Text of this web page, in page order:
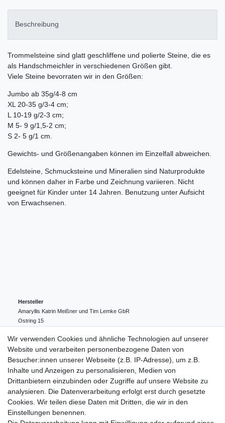
Beschreibung
Trommelsteine sind glatt geschliffene und polierte Steine, die es
als Handschmeichler in verschiedenen Größen gibt.
Viele Steine bevorraten wir in den Größen:
Jumbo ab 35g/4-8 cm
XL 20-35 g/3-4 cm;
L 10-19 g/2-3 cm;
M 5- 9 g/1,5-2 cm;
S 2- 5 g/1 cm.
Gewichts- und Größenangaben können im Einzelfall abweichen.
Edelsteine, Schmucksteine und Mineralien sind Naturprodukte
und können daher in Farbe und Zeichnung variieren. Nicht
geeignet für Kinder unter 14 Jahren. Benutzung unter Aufsicht
von Erwachsenen.
Hersteller
Amaryllis Katrin Meißner und Tim Lemke GbR
Ostring 15
004943548099856
amaryllis-eckernfoerde@t-online.de
EU-Verantwortlicher
Amaryllis Katrin Meißner und Tim Lemke GbR
Ostring
15
004943548099856
amaryllis-eckernfoerde@t-online.de
Wir verwenden Cookies und ähnliche Technologien auf unserer
Website und verarbeiten personenbezogene Daten von
Besucher:innen unserer Webseite (z.B. IP-Adresse), um z.B.
Inhalte und Anzeigen zu personalisieren, Medien von
Drittanbietern einzubinden oder Zugriffe auf unsere Website zu
analysieren. Die Datenverarbeitung erfolgt erst durch gesetzte
Cookies. Wir teilen diese Daten mit Dritten, die wir in den
Einstellungen benennen.